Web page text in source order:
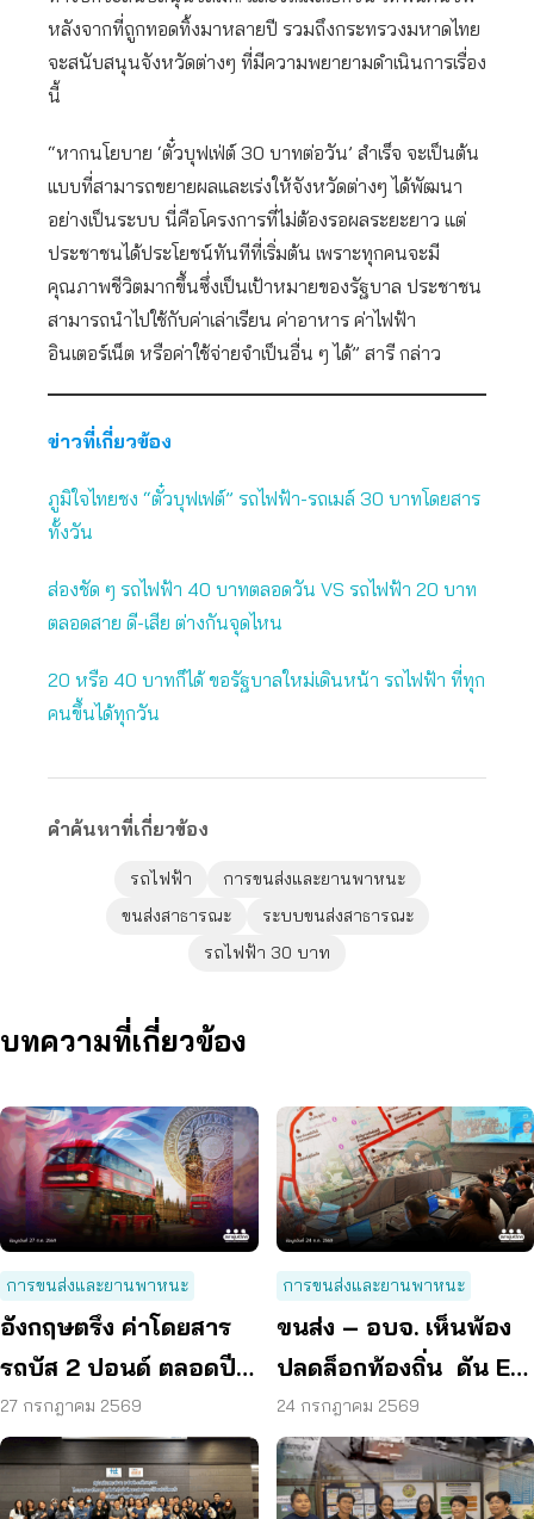
หลังจากที่ถูกทอดทิ้งมาหลายปี รวมถึงกระทรวงมหาดไทย
จะสนับสนุนจังหวัดต่างๆ ที่มีความพยายามดำเนินการเรื่อง
นี้
“หากนโยบาย ‘ตั๋วบุฟเฟ่ต์ 30 บาทต่อวัน’ สำเร็จ จะเป็นต้น
แบบที่สามารถขยายผลและเร่งให้จังหวัดต่างๆ ได้พัฒนา
อย่างเป็นระบบ นี่คือโครงการที่ไม่ต้องรอผลระยะยาว แต่
ประชาชนได้ประโยชน์ทันทีที่เริ่มต้น เพราะทุกคนจะมี
คุณภาพชีวิตมากขึ้นซึ่งเป็นเป้าหมายของรัฐบาล ประชาชน
สามารถนำไปใช้กับค่าเล่าเรียน ค่าอาหาร ค่าไฟฟ้า
อินเตอร์เน็ต หรือค่าใช้จ่ายจำเป็นอื่น ๆ ได้” สารี กล่าว
ข่าวที่เกี่ยวข้อง
ภูมิใจไทยชง “ตั๋วบุฟเฟต์” รถไฟฟ้า-รถเมล์ 30 บาทโดยสาร
ทั้งวัน
ส่องชัด ๆ รถไฟฟ้า 40 บาทตลอดวัน VS รถไฟฟ้า 20 บาท
ตลอดสาย ดี-เสีย ต่างกันจุดไหน
20 หรือ 40 บาทก็ได้ ขอรัฐบาลใหม่เดินหน้า รถไฟฟ้า ที่ทุก
คนขึ้นได้ทุกวัน
คำค้นหาที่เกี่ยวข้อง
รถไฟฟ้า
การขนส่งและยานพาหนะ
ขนส่งสาธารณะ
ระบบขนส่งสาธารณะ
รถไฟฟ้า 30 บาท
บทความที่เกี่ยวข้อง
การขนส่งและยานพาหนะ
อังกฤษตรึง ค่าโดยสาร
รถบัส 2 ปอนด์ ตลอดปี
70 ลดค่าครองชีพ
27 กรกฎาคม 2569
การขนส่งและยานพาหนะ
ขนส่ง – อบจ. เห็นพ้อง
ปลดล็อกท้องถิ่น ดัน EV
Bus อยุธยา
24 กรกฎาคม 2569